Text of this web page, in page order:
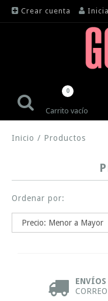
Crear cuenta
Carrito vacío
0
Inicio / Productos
Ordenar por: